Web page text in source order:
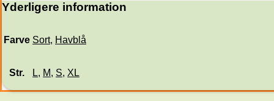
Yderligere information
Farve Sort, Havblå
Str. L, M, S, XL